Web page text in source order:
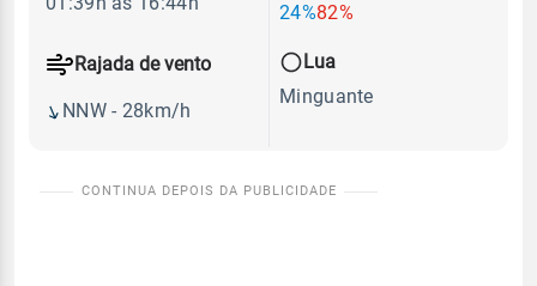
24%82%
Rajada de vento
NNW - 28km/h
Lua
Minguante